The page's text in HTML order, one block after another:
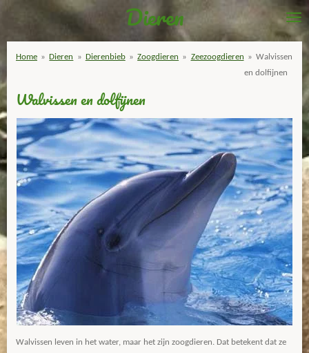
de
hoofdinhoud
Dieren
Home » Dieren » Dierenbieb » Zoogdieren » Zeezoogdieren » Walvissen
en dolfijnen
Walvissen en dolfijnen
Walvissen leven in het water, maar het zijn zoogdieren. Dat betekent dat ze